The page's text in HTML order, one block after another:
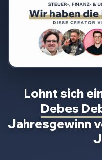
Lohnt sich
Debes
Jahresgewinn